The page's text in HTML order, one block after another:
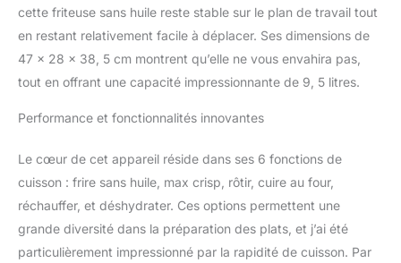
uniforme et croustillante
de la nourriture sur tous
les niveaux. ÉCONOME
EN ÉNERGIE : Cuisinez
en utilisant jusqu'à 55 %
four* (*tests et calculs
cuisson recommandé
pour des saucisses, en
utilisant le mode Frire
sans huile par rapport
aux fours
conventionnels). 6
cette friteuse sans huile reste stable sur le plan de travail tout
en restant relativement facile à déplacer. Ses dimensions de
47 x 28 x 38, 5 cm montrent qu’elle ne vous envahira pas,
tout en offrant une capacité impressionnante de 9, 5 litres.
Performance et fonctionnalités innovantes
Le cœur de cet appareil réside dans ses 6 fonctions de
cuisson : frire sans huile, max crisp, rôtir, cuire au four,
réchauffer, et déshydrater. Ces options permettent une
grande diversité dans la préparation des plats, et j’ai été
particulièrement impressionné par la rapidité de cuisson. Par